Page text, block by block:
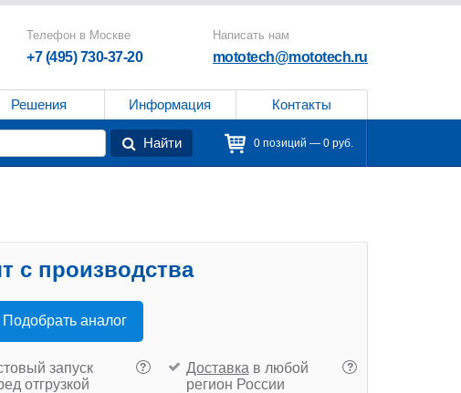
Телефон в Москве
+7 (495) 730-37-20
Написать нам
mototech@mototech.ru
Решения Информация Контакты
Найти 0 позиций — 0 руб.
с производства
Подобрать аналог
?
запуск
отгрузкой
?
Доставка в любой
регион России